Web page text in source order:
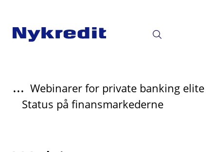
... Webinarer for private banking elite
Status på finansmarkederne